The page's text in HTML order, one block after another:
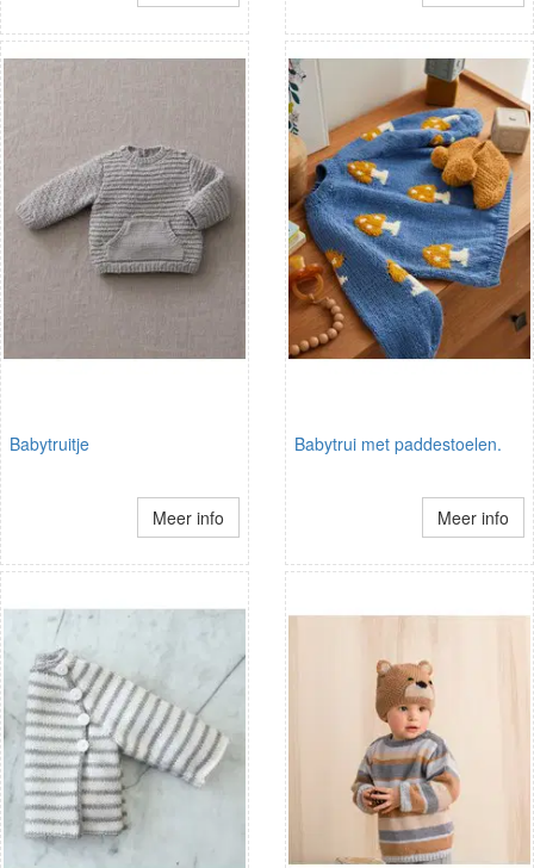
Babytruitje
Meer info
Babytrui met paddestoelen.
Meer info